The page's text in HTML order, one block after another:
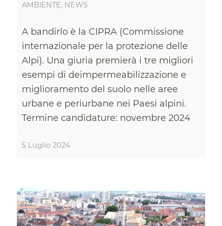
AMBIENTE, NEWS
A bandirlo è la CIPRA (Commissione
internazionale per la protezione delle
Alpi). Una giuria premierà i tre migliori
esempi di deimpermeabilizzazione e
miglioramento del suolo nelle aree
urbane e periurbane nei Paesi alpini.
Termine candidature: novembre 2024
5 Luglio 2024